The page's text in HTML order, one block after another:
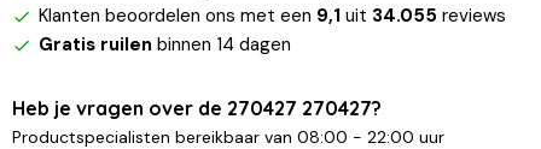
Klanten beoordelen ons met een 9,1 uit 34.055 reviews
Gratis ruilen binnen 14 dagen
Heb je vragen over de 270427 270427?
Productspecialisten bereikbaar van 08:00 - 22:00 uur